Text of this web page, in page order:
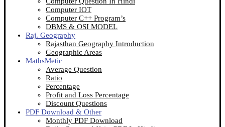
Computer IOT
Computer C++ Program’s
DBMS & OSI MODEL
Raj. Geography
Rajasthan Geography Introduction
Geographic Areas
MathsMetic
Average Question
Ratio
Percentage
Profit and Loss Percentage
Discount Questions
PDF Download & Other
Monthly PDF Download